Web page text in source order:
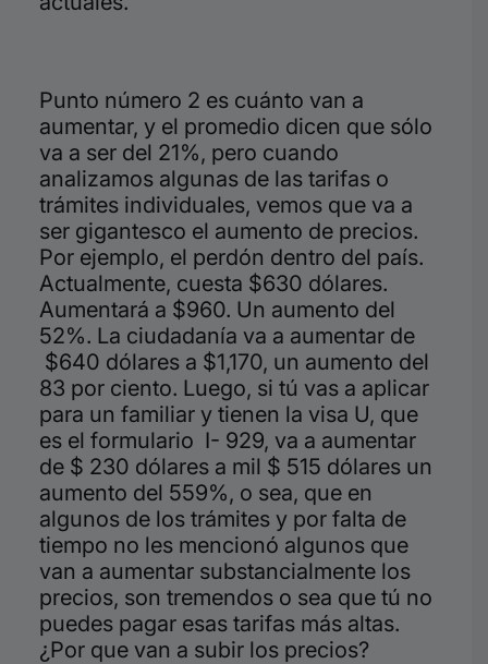
Punto número 2 es cuánto van a
aumentar, y el promedio dicen que sólo
va a ser del 21%, pero cuando
analizamos algunas de las tarifas o
trámites individuales, vemos que va a
ser gigantesco el aumento de precios.
Por ejemplo, el perdón dentro del país.
Actualmente, cuesta $630 dólares.
Aumentará a $960. Un aumento del
52%. La ciudadanía va a aumentar de
$640 dólares a $1,170, un aumento del
83 por ciento. Luego, si tú vas a aplicar
para un familiar y tienen la visa U, que
es el formulario I- 929, va a aumentar
de $ 230 dólares a mil $ 515 dólares un
aumento del 559%, o sea, que en
algunos de los trámites y por falta de
tiempo no les mencionó algunos que
van a aumentar substancialmente los
precios, son tremendos o sea que tú no
puedes pagar esas tarifas más altas.
¿Por que van a subir los precios?